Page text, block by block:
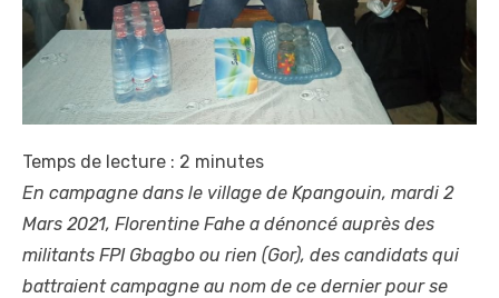
Temps de lecture : 2 minutes
En campagne dans le village de Kpangouin, mardi 2
Mars 2021, Florentine Fahe a dénoncé auprès des
militants FPI Gbagbo ou rien (Gor), des candidats qui
battraient campagne au nom de ce dernier pour se